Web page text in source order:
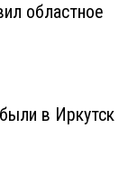
областное
в Иркутск